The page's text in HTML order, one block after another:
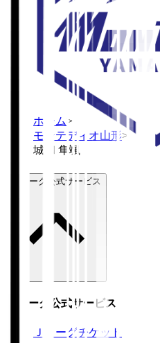
ホーム >
モンテディオ山形>
城和 隼颯
Ｊリーグ公式サービス
Ｊリーグ公式サービス
Ｊリーグチケット